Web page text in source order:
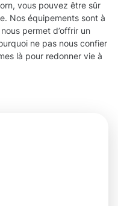
vous pouvez être sûr
Nos équipements sont à
permet d’offrir un
ne pas nous confier
là pour redonner vie à